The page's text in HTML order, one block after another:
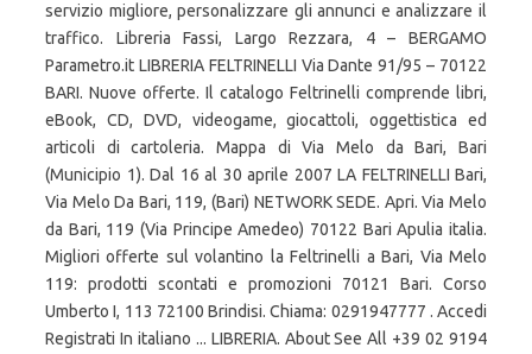
servizio migliore, personalizzare gli annunci e analizzare il
traffico. Libreria Fassi, Largo Rezzara, 4 – BERGAMO
Parametro.it LIBRERIA FELTRINELLI Via Dante 91/95 – 70122
BARI. Nuove offerte. Il catalogo Feltrinelli comprende libri,
eBook, CD, DVD, videogame, giocattoli, oggettistica ed
articoli di cartoleria. Mappa di Via Melo da Bari, Bari
(Municipio 1). Dal 16 al 30 aprile 2007 LA FELTRINELLI Bari,
Via Melo Da Bari, 119, (Bari) NETWORK SEDE. Apri. Via Melo
da Bari, 119 (Via Principe Amedeo) 70122 Bari Apulia italia.
Migliori offerte sul volantino la Feltrinelli a Bari, Via Melo
119: prodotti scontati e promozioni 70121 Bari. Corso
Umberto I, 113 72100 Brindisi. Chiama: 0291947777 . Accedi
Registrati In italiano ... LIBRERIA. About See All +39 02 9194